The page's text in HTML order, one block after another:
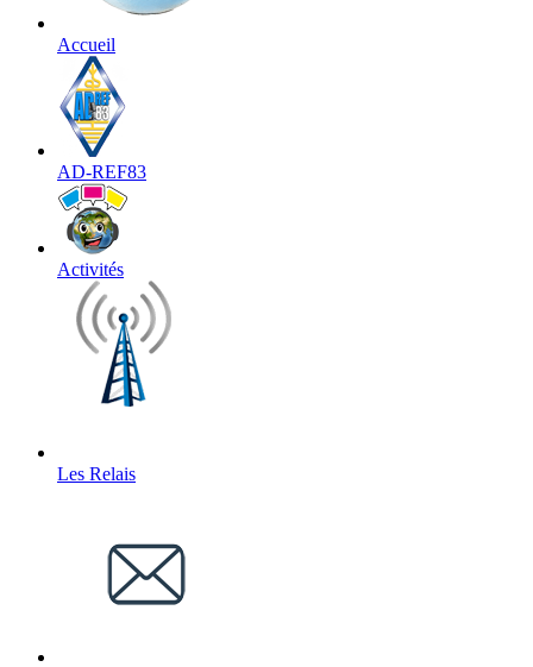
Accueil
AD-REF83
Activités
Les Relais